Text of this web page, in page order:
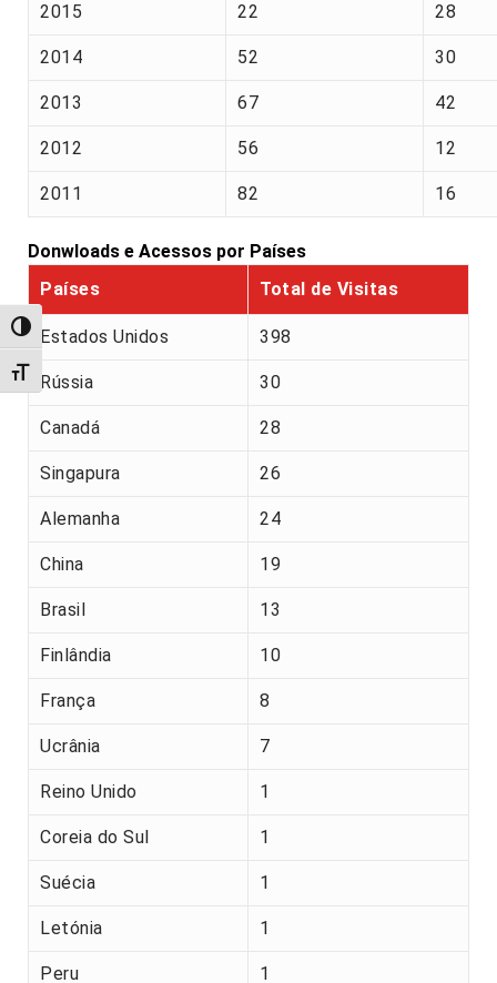
Alternar alto contraste
Alternar tamanho da fonte
2015 22 28
2014 52 30
2013 67 42
2012 56 12
2011 82 16
Donwloads e Acessos por Países
Países
Total de Visitas
Estados Unidos 398
Rússia 30
Canadá 28
Singapura 26
Alemanha 24
China 19
Brasil 13
Finlândia 10
França 8
Ucrânia 7
Reino Unido 1
Coreia do Sul 1
Suécia 1
Letónia 1
Peru 1